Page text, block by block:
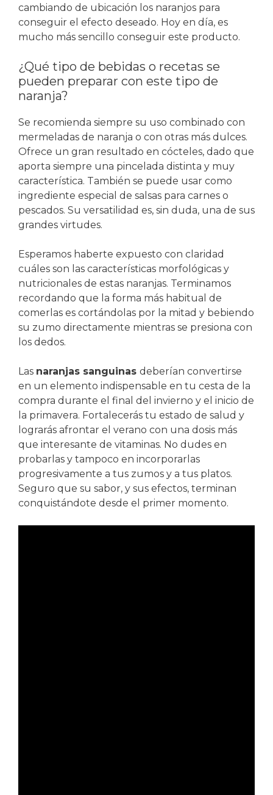
cambiando de ubicación los naranjos para
conseguir el efecto deseado. Hoy en día, es
mucho más sencillo conseguir este producto.
¿Qué tipo de bebidas o recetas se
pueden preparar con este tipo de
naranja?
Se recomienda siempre su uso combinado con
mermeladas de naranja o con otras más dulces.
Ofrece un gran resultado en cócteles, dado que
aporta siempre una pincelada distinta y muy
característica. También se puede usar como
ingrediente especial de salsas para carnes o
pescados. Su versatilidad es, sin duda, una de sus
grandes virtudes.
Esperamos haberte expuesto con claridad
cuáles son las características morfológicas y
nutricionales de estas naranjas. Terminamos
recordando que la forma más habitual de
comerlas es cortándolas por la mitad y bebiendo
su zumo directamente mientras se presiona con
los dedos.
Las naranjas sanguinas deberían convertirse
en un elemento indispensable en tu cesta de la
compra durante el final del invierno y el inicio de
la primavera. Fortalecerás tu estado de salud y
lograrás afrontar el verano con una dosis más
que interesante de vitaminas. No dudes en
probarlas y tampoco en incorporarlas
progresivamente a tus zumos y a tus platos.
Seguro que su sabor, y sus efectos, terminan
conquistándote desde el primer momento.